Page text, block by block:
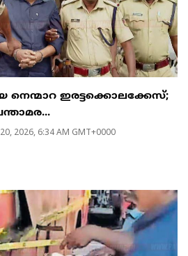
നെന്മാറ ഇരട്ടക്കൊലക്കേസ്;
20, 2026, 6:34 AM GMT+0000